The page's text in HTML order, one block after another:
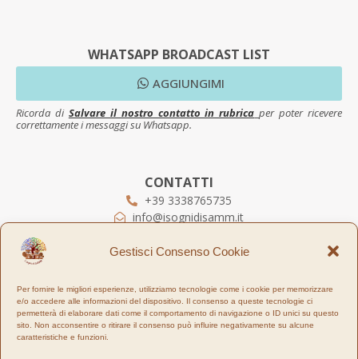
Gestisci Consenso Cookie
Per fornire le migliori esperienze, utilizziamo tecnologie come i cookie per memorizzare
e/o accedere alle informazioni del dispositivo. Il consenso a queste tecnologie ci
permetterà di elaborare dati come il comportamento di navigazione o ID unici su questo
sito. Non acconsentire o ritirare il consenso può influire negativamente su alcune
caratteristiche e funzioni.
WHATSAPP BROADCAST LIST
AGGIUNGIMI
Ricorda di Salvare il nostro contatto in rubrica per poter ricevere
correttamente i messaggi su Whatsapp.
CONTATTI
+39 3338765735
info@isognidisamm.it
57122Livorno
ORARI
Laboratorio:
LUN - VEN 8:30/12:30 – 14/18